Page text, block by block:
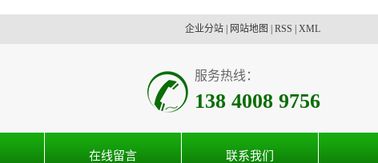
企业分站 网站地图 RSS XML
服务热线：
138 4008 9756
在线留言 联系我们